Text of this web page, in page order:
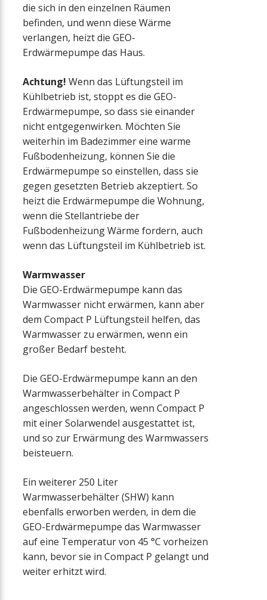
die sich in den einzelnen Räumen
befinden, und wenn diese Wärme
verlangen, heizt die GEO-
Erdwärmepumpe das Haus.
Achtung! Wenn das Lüftungsteil im
Kühlbetrieb ist, stoppt es die GEO-
Erdwärmepumpe, so dass sie einander
nicht entgegenwirken. Möchten Sie
weiterhin im Badezimmer eine warme
Fußbodenheizung, können Sie die
Erdwärmepumpe so einstellen, dass sie
gegen gesetzten Betrieb akzeptiert. So
heizt die Erdwärmepumpe die Wohnung,
wenn die Stellantriebe der
Fußbodenheizung Wärme fordern, auch
wenn das Lüftungsteil im Kühlbetrieb ist.
Warmwasser
Die GEO-Erdwärmepumpe kann das
Warmwasser nicht erwärmen, kann aber
dem Compact P Lüftungsteil helfen, das
Warmwasser zu erwärmen, wenn ein
großer Bedarf besteht.
Die GEO-Erdwärmepumpe kann an den
Warmwasserbehälter in Compact P
angeschlossen werden, wenn Compact P
mit einer Solarwendel ausgestattet ist,
und so zur Erwärmung des Warmwassers
beisteuern.
Ein weiterer 250 Liter
Warmwasserbehälter (SHW) kann
ebenfalls erworben werden, in dem die
GEO-Erdwärmepumpe das Warmwasser
auf eine Temperatur von 45 °C vorheizen
kann, bevor sie in Compact P gelangt und
weiter erhitzt wird.